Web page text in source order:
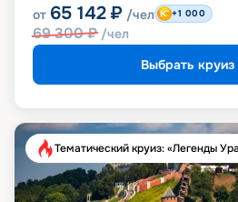
от 65 142 ₽ /чел
69 300₽ /чел
+1 000
Выбрать круиз
Тематический круиз: «Легенды